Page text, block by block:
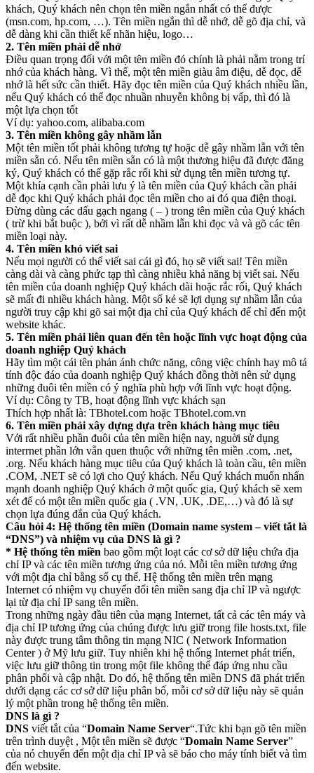
khách, Quý khách nên chọn tên miền ngắn nhất có thể được
(msn.com, hp.com, …). Tên miền ngắn thì dễ nhớ, dễ gõ địa chỉ, và
dễ dàng khi cần thiết kế nhãn hiệu, logo…
2. Tên miền phải dễ nhớ
Điều quan trọng đối với một tên miền đó chính là phải nằm trong trí
nhớ của khách hàng. Vì thế, một tên miền giàu âm điệu, dễ đọc, dễ
nhớ là hết sức cần thiết. Hãy đọc tên miền của Quý khách nhiều lần,
nếu Quý khách có thể đọc nhuần nhuyễn không bị vấp, thì đó là
một lựa chọn tốt
Ví dụ: yahoo.com, alibaba.com
3. Tên miền không gây nhầm lẫn
Một tên miền tốt phải không tương tự hoặc dễ gây nhầm lẫn với tên
miền sẵn có. Nếu tên miền sẵn có là một thương hiệu đã được đăng
ký, Quý khách có thể gặp rắc rối khi sử dụng tên miền tương tự.
Một khía cạnh cần phải lưu ý là tên miền của Quý khách cần phải
dễ đọc khi Quý khách phải đọc tên miền cho ai đó qua điện thoại.
Đừng dùng các dấu gạch ngang ( – ) trong tên miền của Quý khách
( trừ khi bắt buộc ), bởi vì rất dễ nhầm lẫn khi đọc và và gõ các tên
miền loại này.
4. Tên miền khó viết sai
Nếu mọi người có thể viết sai cái gì đó, họ sẽ viết sai! Tên miền
càng dài và càng phức tạp thì càng nhiều khả năng bị viết sai. Nếu
tên miền của doanh nghiệp Quý khách dài hoặc rắc rối, Quý khách
sẽ mất đi nhiều khách hàng. Một số kẻ sẽ lợi dụng sự nhầm lẫn của
người truy cập khi gõ sai một địa chỉ của Quý khách để chỉ đến một
website khác.
5. Tên miền phải liên quan đến tên hoặc lĩnh vực hoạt động của
doanh nghiệp Quý khách
Hãy tìm một cái tên phản ánh chức năng, công việc chính hay mô tả
tính độc đáo của doanh nghiệp Quý khách đồng thời nên sử dụng
những đuôi tên miền có ý nghĩa phù hợp với lĩnh vực hoạt động.
Ví dụ: Công ty TB, hoạt động lĩnh vực khách sạn
Thích hợp nhất là: TBhotel.com hoặc TBhotel.com.vn
6. Tên miền phải xây dựng dựa trên khách hàng mục tiêu
Với rất nhiều phần đuôi của tên miền hiện nay, nguời sử dụng
interrnet phần lớn vẫn quen thuộc với những tên miền .com, .net,
.org. Nếu khách hàng mục tiêu của Quý khách là toàn cầu, tên miền
.COM, .NET sẽ có lợi cho Quý khách. Nếu Quý khách muốn nhấn
mạnh doanh nghiệp Quý khách ở một quốc gia, Quý khách sẽ xem
xét để có một tên miền quốc gia ( .VN, .UK, .DE,…) và đó là sự
chọn lựa đúng đắn của Quý khách.
Câu hỏi 4: Hệ thống tên miền (Domain name system – viết tắt là
“DNS”) và nhiệm vụ của DNS là gì ?
* Hệ thống tên miền bao gồm một loạt các cơ sở dữ liệu chứa địa
chỉ IP và các tên miền tương ứng của nó. Mỗi tên miền tương ứng
với một địa chỉ bằng số cụ thể. Hệ thống tên miền trên mạng
Internet có nhiệm vụ chuyển đổi tên miền sang địa chỉ IP và ngược
lại từ địa chỉ IP sang tên miền.
Trong những ngày đầu tiên của mạng Internet, tất cả các tên máy và
địa chỉ IP tương ứng của chúng được lưu giữ trong file hosts.txt, file
này được trung tâm thông tin mạng NIC ( Network Information
Center ) ở Mỹ lưu giữ. Tuy nhiên khi hệ thống Internet phát triển,
việc lưu giữ thông tin trong một file không thể đáp ứng nhu cầu
phân phối và cập nhật. Do đó, hệ thống tên miền DNS đã phát triển
dưới dạng các cơ sở dữ liệu phân bố, mỗi cơ sở dữ liệu này sẽ quản
lý một phần trong hệ thống tên miền.
DNS là gì ?
DNS viết tắt của “Domain Name Server“.Tức khi bạn gõ tên miền
trên trình duyệt , Một tên miền sẽ được “Domain Name Server”
của nó chuyển đến một địa chỉ IP và sẽ báo cho máy tính biết và tìm
đến website.